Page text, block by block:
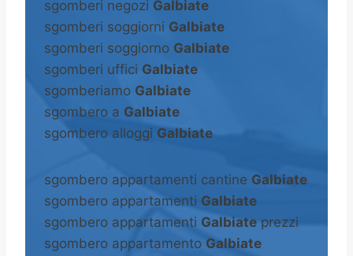
sgomberi negozi Galbiate
sgomberi soggiorni Galbiate
sgomberi soggiorno Galbiate
sgomberi uffici Galbiate
sgomberiamo Galbiate
sgombero a Galbiate
sgombero alloggi Galbiate
sgombero appartamenti cantine Galbiate
sgombero appartamenti Galbiate
sgombero appartamenti Galbiate prezzi
sgombero appartamento Galbiate